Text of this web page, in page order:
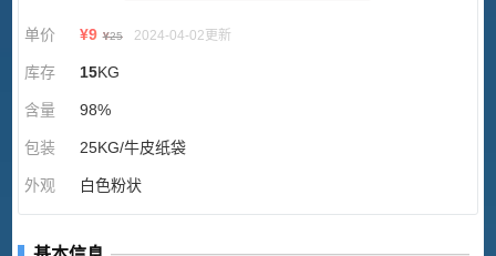
单价 ¥9 ¥25 2024-04-02更新
库存 15KG
含量 98%
包装 25KG/牛皮纸袋
外观 白色粉状